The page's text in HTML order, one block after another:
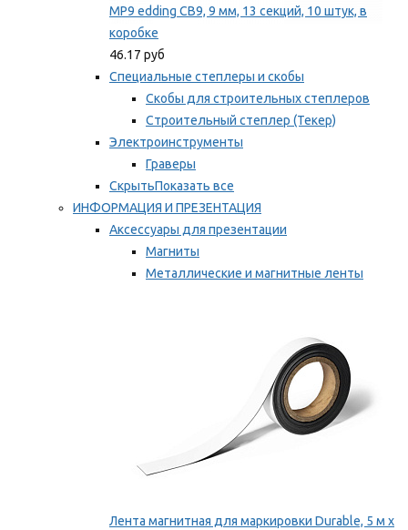
MP9 edding CB9, 9 мм, 13 секций, 10 штук, в
коробке
46.17 руб
Специальные степлеры и скобы
Скобы для строительных степлеров
Строительный степлер (Текер)
Электроинструменты
Граверы
СкрытьПоказать все
ИНФОРМАЦИЯ И ПРЕЗЕНТАЦИЯ
Аксессуары для презентации
Магниты
Металлические и магнитные ленты
Лента магнитная для маркировки Durable, 5 м х